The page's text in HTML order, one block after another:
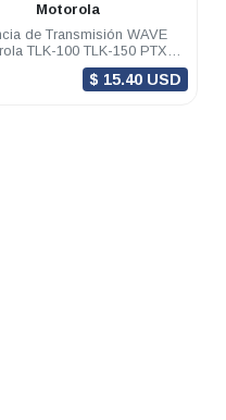
Motorola
de Transmisión WAVE
TLK-100 TLK-150 PTX
Vigencia 1 mes
$ 15.40 USD